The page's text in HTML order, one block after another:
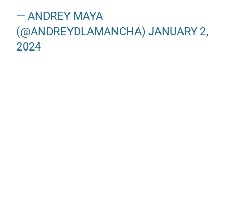
— ANDREY MAYA
(@ANDREYDLAMANCHA)JANUARY 2,
2024